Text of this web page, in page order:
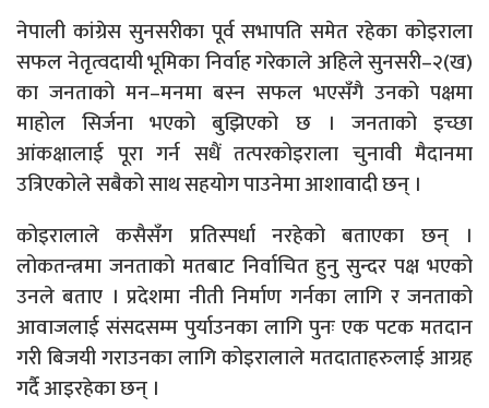
नेपाली कांग्रेस सुनसरीका पूर्व सभापति समेत रहेका कोइराला
सफल नेतृत्वदायी भूमिका निर्वाह गरेकाले अहिले सुनसरी–२(ख)
का जनताको मन–मनमा बस्न सफल भएसँगै उनको पक्षमा
माहोल सिर्जना भएको बुझिएको छ । जनताको इच्छा
आंकक्षालाई पूरा गर्न सधैं तत्परकोइराला चुनावी मैदानमा
उत्रिएकोले सबैको साथ सहयोग पाउनेमा आशावादी छन् ।
कोइरालाले कसैसँग प्रतिस्पर्धा नरहेको बताएका छन् ।
लोकतन्त्रमा जनताको मतबाट निर्वाचित हुनु सुन्दर पक्ष भएको
उनले बताए । प्रदेशमा नीती निर्माण गर्नका लागि र जनताको
आवाजलाई संसदसम्म पुर्याउनका लागि पुनः एक पटक मतदान
गरी बिजयी गराउनका लागि कोइरालाले मतदाताहरुलाई आग्रह
गर्दै आइरहेका छन् ।